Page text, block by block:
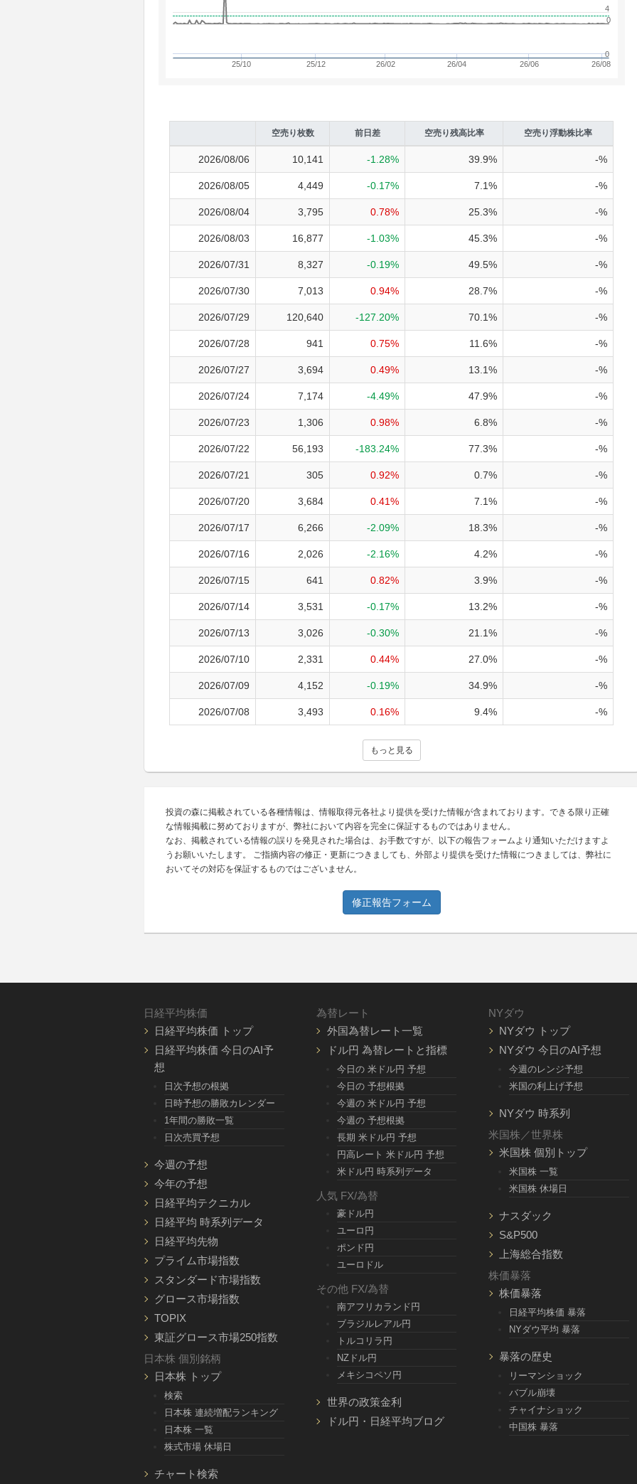
25/10 25/12 26/02 26/04 26/06 26/08
0
0
4
空売り枚数 前日差 空売り残高比率 空売り浮動株比率
2026/08/06 10,141 -1.28% 39.9% -%
2026/08/05 4,449 -0.17% 7.1% -%
2026/08/04 3,795 0.78% 25.3% -%
2026/08/03 16,877 -1.03% 45.3% -%
2026/07/31 8,327 -0.19% 49.5% -%
2026/07/30 7,013 0.94% 28.7% -%
2026/07/29 120,640 -127.20% 70.1% -%
2026/07/28 941 0.75% 11.6% -%
2026/07/27 3,694 0.49% 13.1% -%
2026/07/24 7,174 -4.49% 47.9% -%
2026/07/23 1,306 0.98% 6.8% -%
2026/07/22 56,193 -183.24% 77.3% -%
2026/07/21 305 0.92% 0.7% -%
2026/07/20 3,684 0.41% 7.1% -%
2026/07/17 6,266 -2.09% 18.3% -%
2026/07/16 2,026 -2.16% 4.2% -%
2026/07/15 641 0.82% 3.9% -%
2026/07/14 3,531 -0.17% 13.2% -%
2026/07/13 3,026 -0.30% 21.1% -%
2026/07/10 2,331 0.44% 27.0% -%
2026/07/09 4,152 -0.19% 34.9% -%
2026/07/08 3,493 0.16% 9.4% -%
もっと見る
投資の森に掲載されている各種情報は、情報取得元各社より提供を受けた情報が含まれております。できる限り正確
な情報掲載に努めておりますが、弊社において内容を完全に保証するものではありません。
なお、掲載されている情報の誤りを発見された場合は、お手数ですが、以下の報告フォームより通知いただけますよ
うお願いいたします。 ご指摘内容の修正・更新につきましても、外部より提供を受けた情報につきましては、弊社に
おいてその対応を保証するものではございません。
修正報告フォーム
日経平均株価
日経平均株価 トップ
日経平均株価 今日のAI予
想
日次予想の根拠
日時予想の勝敗カレンダー
1年間の勝敗一覧
日次売買予想
今週の予想
今年の予想
日経平均テクニカル
日経平均 時系列データ
日経平均先物
プライム市場指数
スタンダード市場指数
グロース市場指数
TOPIX
東証グロース市場250指数
日本株 個別銘柄
日本株 トップ
検索
日本株 連続増配ランキング
日本株 一覧
株式市場 休場日
チャート検索
為替レート
外国為替レート一覧
ドル円 為替レートと指標
今日の 米ドル円 予想
今日の 予想根拠
今週の 米ドル円 予想
今週の 予想根拠
長期 米ドル円 予想
円高レート 米ドル円 予想
米ドル円 時系列データ
人気 FX/為替
豪ドル円
ユーロ円
ポンド円
ユーロドル
その他 FX/為替
南アフリカランド円
ブラジルレアル円
トルコリラ円
NZドル円
メキシコペソ円
世界の政策金利
ドル円・日経平均ブログ
NYダウ
NYダウ トップ
NYダウ 今日のAI予想
今週のレンジ予想
米国の利上げ予想
NYダウ 時系列
米国株／世界株
米国株 個別トップ
米国株 一覧
米国株 休場日
ナスダック
S&P500
上海総合指数
株価暴落
株価暴落
日経平均株価 暴落
NYダウ平均 暴落
暴落の歴史
リーマンショック
バブル崩壊
チャイナショック
中国株 暴落